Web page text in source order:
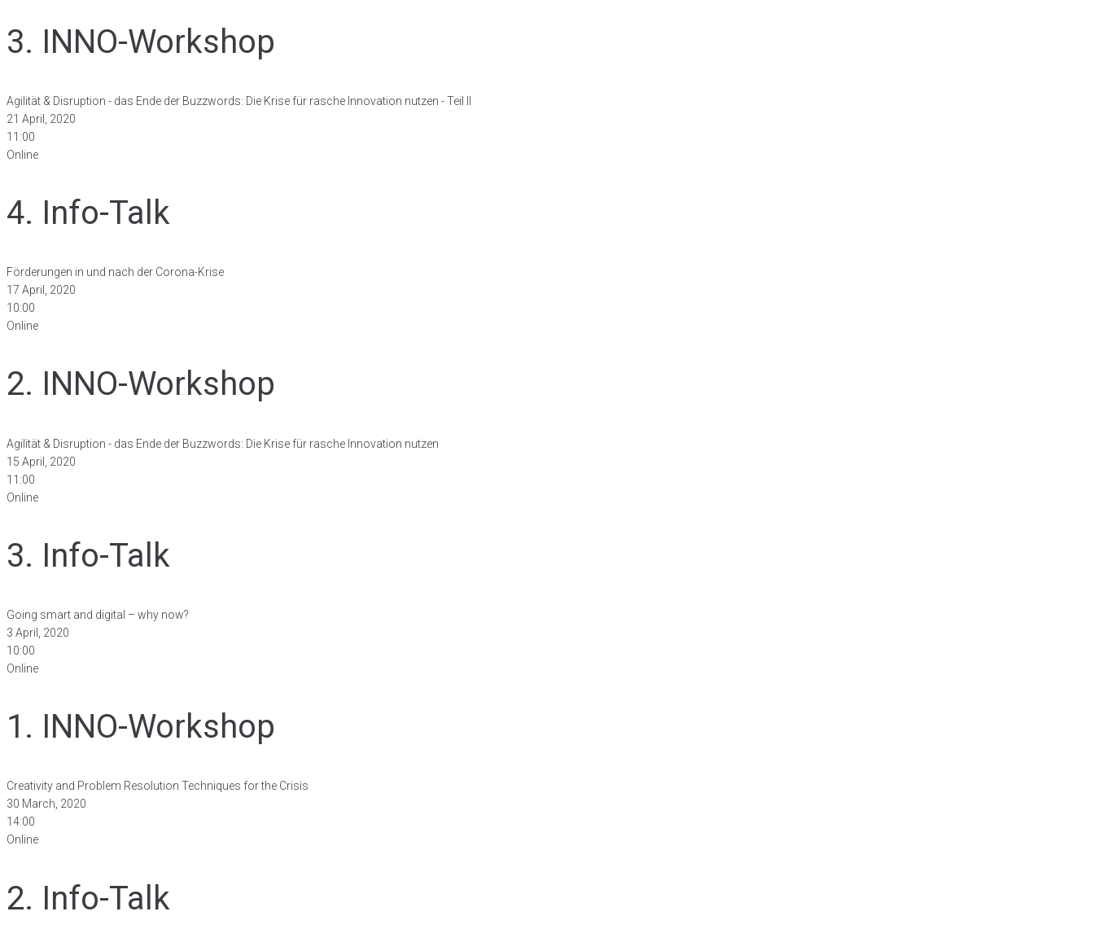
3. INNO-Workshop
Agilität & Disruption - das Ende der Buzzwords: Die Krise für rasche Innovation nutzen - Teil II
21 April, 2020
11:00
Online
4. Info-Talk
Förderungen in und nach der Corona-Krise
17 April, 2020
10:00
Online
2. INNO-Workshop
Agilität & Disruption - das Ende der Buzzwords: Die Krise für rasche Innovation nutzen
15 April, 2020
11:00
Online
3. Info-Talk
Going smart and digital – why now?
3 April, 2020
10:00
Online
1. INNO-Workshop
Creativity and Problem Resolution Techniques for the Crisis
30 March, 2020
14:00
Online
2. Info-Talk